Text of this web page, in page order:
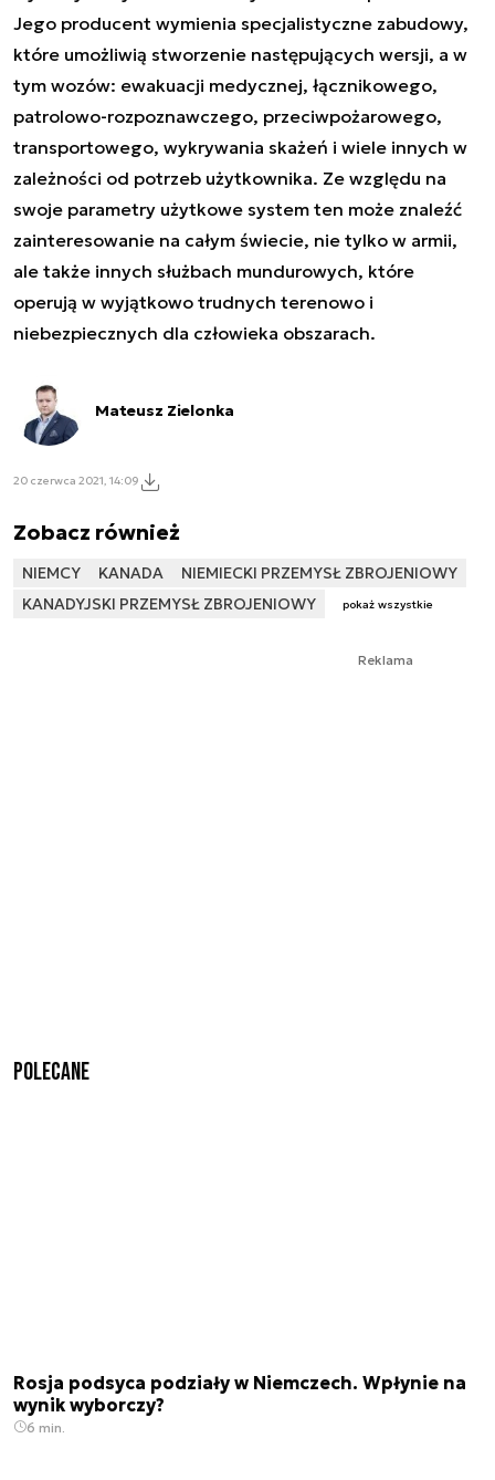
Jego producent wymienia specjalistyczne zabudowy,
które umożliwią stworzenie następujących wersji, a w
tym wozów: ewakuacji medycznej, łącznikowego,
patrolowo-rozpoznawczego, przeciwpożarowego,
transportowego, wykrywania skażeń i wiele innych w
zależności od potrzeb użytkownika. Ze względu na
swoje parametry użytkowe system ten może znaleźć
zainteresowanie na całym świecie, nie tylko w armii,
ale także innych służbach mundurowych, które
operują w wyjątkowo trudnych terenowo i
niebezpiecznych dla człowieka obszarach.
Mateusz Zielonka
20 czerwca 2021, 14:09
Zobacz również
NIEMCY KANADA
NIEMIECKI PRZEMYSŁ ZBROJENIOWY
KANADYJSKI PRZEMYSŁ ZBROJENIOWY
pokaż wszystkie
Reklama
Polecane
Rosja podsyca podziały w Niemczech. Wpłynie na
wynik wyborczy?
6 min.